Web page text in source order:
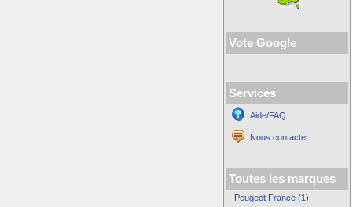
Vote Google
Services
Aide/FAQ
Nous contacter
Toutes les marques
Peugeot France (1)